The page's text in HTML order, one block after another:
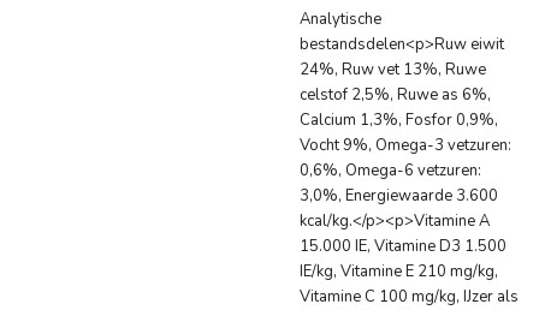
Analytische
bestandsdelen<p>Ruw eiwit
24%, Ruw vet 13%, Ruwe
celstof 2,5%, Ruwe as 6%,
Calcium 1,3%, Fosfor 0,9%,
Vocht 9%, Omega-3 vetzuren:
0,6%, Omega-6 vetzuren:
3,0%, Energiewaarde 3.600
kcal/kg.</p><p>Vitamine A
15.000 IE, Vitamine D3 1.500
IE/kg, Vitamine E 210 mg/kg,
Vitamine C 100 mg/kg, IJzer als